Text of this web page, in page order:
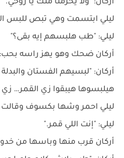
أركان: "ولا يحرمنا منك يا روحي."
ليلي ابتسمت وهي تبص للبس
ليلي: "طب هلبسهم إيه بقى؟"
أركان ضحك وهو يهز راسه بحب:
أركان: "لبسيهم الفستان والبدلة
هيلبسوها هيبقوا زي القمر…
ليلي احمر وشها بكسوف
ليلي: "إنت اللي قمر."
أركان قرب منها وباسها من